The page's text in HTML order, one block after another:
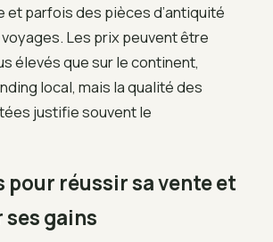
et parfois des pièces d’antiquité
Les prix peuvent être
élevés que sur le continent,
local, mais la qualité des
justifie souvent le
réussir sa vente et
gains